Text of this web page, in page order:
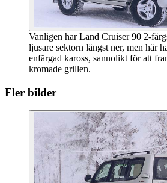
Vanligen har Land Cruiser 90 2-
ljusare sektorn längst ner, men här
enfärgad kaross, sannolikt för att
kromade grillen.
Fler bilder